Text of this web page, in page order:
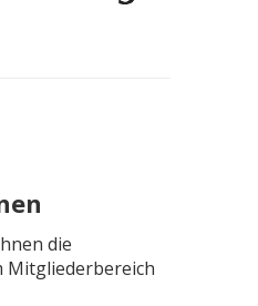
die
Mitgliederbereich